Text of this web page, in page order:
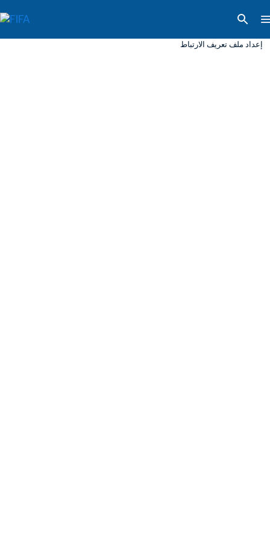
إعداد ملف تعريف الارتباط